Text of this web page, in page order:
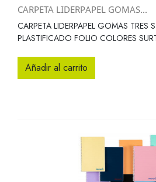
CARPETA LIDERPAPEL GOMAS...
CARPETA LIDERPAPEL GOMAS TRES
PLASTIFICADO FOLIO COLORES
Añadir al carrito